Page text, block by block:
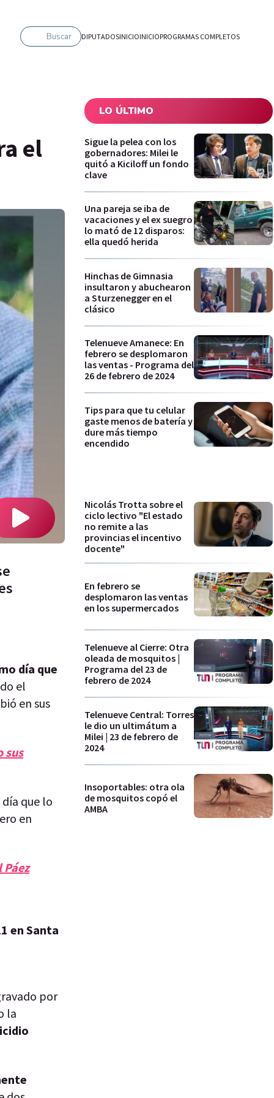
Buscar DIPUTADOSINICIOINICIOPROGRAMAS COMPLETOS
el
día que
el
en sus
sus
día que lo
en
en Santa
por
la
LO ÚLTIMO
Sigue la pelea con los
gobernadores: Milei le
quitó a Kiciloff un fondo
clave
Una pareja se iba de
vacaciones y el ex suegro
lo mató de 12 disparos:
ella quedó herida
Hinchas de Gimnasia
insultaron y abuchearon
a Sturzenegger en el
clásico
Telenueve Amanece: En
febrero se desplomaron
las ventas - Programa del
26 de febrero de 2024
Tips para que tu celular
gaste menos de batería y
dure más tiempo
encendido
Nicolás Trotta sobre el
ciclo lectivo "El estado
no remite a las
provincias el incentivo
docente"
En febrero se
desplomaron las ventas
en los supermercados
Telenueve al Cierre: Otra
oleada de mosquitos |
Programa del 23 de
febrero de 2024
Telenueve Central: Torres
le dio un ultimátum a
Milei | 23 de febrero de
2024
Insoportables: otra ola
de mosquitos copó el
AMBA